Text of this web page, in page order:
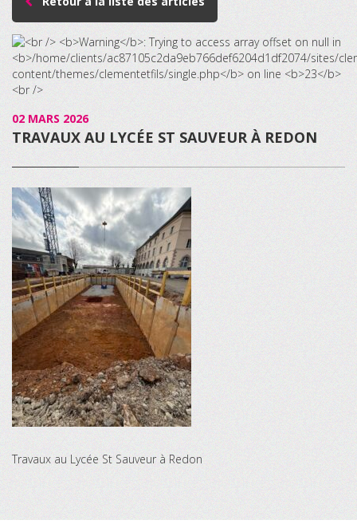
02 MARS 2026
TRAVAUX AU LYCÉE ST SAUVEUR À REDON
Travaux au Lycée St Sauveur à Redon